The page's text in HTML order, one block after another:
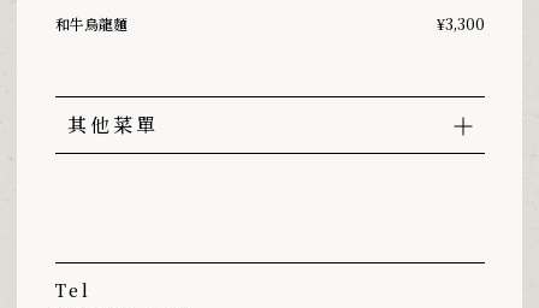
和牛烏龍麵 ¥3,300
其他菜單
Tel